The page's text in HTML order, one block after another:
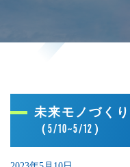
未来モノづくり
（5/10~5/12）